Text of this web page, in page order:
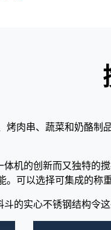
肉串、蔬菜和奶酪
机的创新而又独特
可以选择可集成的称
的实心不锈钢结构令